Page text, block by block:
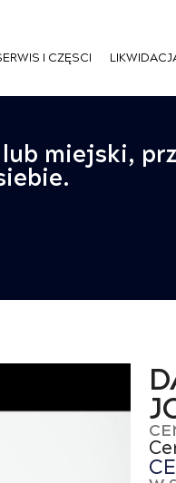
I CZĘSCI
miejski,